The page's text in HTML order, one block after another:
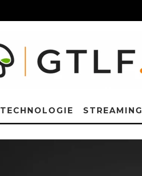
TECHNOLOGIE STREAMING